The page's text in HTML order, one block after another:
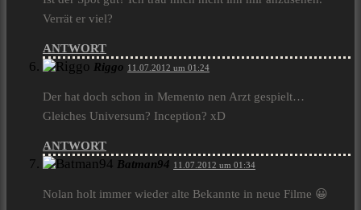
Verrät er viel?
ANTWORT
Riggo 11.07.2012 um 01:24
Der hat doch schon in Memento nen Arzt gespielt…
Gleiches Universum? Inception? xD
ANTWORT
Batman94 11.07.2012 um 01:34
Nolan holt immer wieder alte Bekannte in neue Filme 😀